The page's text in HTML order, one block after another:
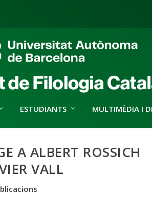
ESTUDIANTS MULTIMÈDIA I
A ALBERT ROSSICH
VALL